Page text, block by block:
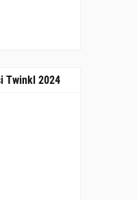
Twinkl 2024